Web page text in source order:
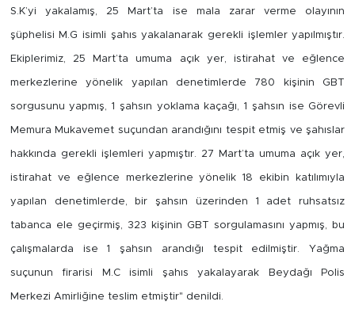
S.K’yi yakalamış, 25 Mart’ta ise mala zarar verme olayının
şüphelisi M.G isimli şahıs yakalanarak gerekli işlemler yapılmıştır.
Ekiplerimiz, 25 Mart’ta umuma açık yer, istirahat ve eğlence
merkezlerine yönelik yapılan denetimlerde 780 kişinin GBT
sorgusunu yapmış, 1 şahsın yoklama kaçağı, 1 şahsın ise Görevli
Memura Mukavemet suçundan arandığını tespit etmiş ve şahıslar
hakkında gerekli işlemleri yapmıştır. 27 Mart’ta umuma açık yer,
istirahat ve eğlence merkezlerine yönelik 18 ekibin katılımıyla
yapılan denetimlerde, bir şahsın üzerinden 1 adet ruhsatsız
tabanca ele geçirmiş, 323 kişinin GBT sorgulamasını yapmış, bu
çalışmalarda ise 1 şahsın arandığı tespit edilmiştir. Yağma
suçunun firarisi M.C isimli şahıs yakalayarak Beydağı Polis
Merkezi Amirliğine teslim etmiştir" denildi.
Doğanyol
Arapgir
Battalgazi
Darende
Doğanşehir